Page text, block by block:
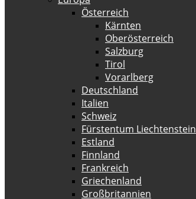
Österreich
Kärnten
Oberösterreich
Salzburg
Tirol
Vorarlberg
Deutschland
Italien
Schweiz
Fürstentum Liechtenstein
Estland
Finnland
Frankreich
Griechenland
Großbritannien